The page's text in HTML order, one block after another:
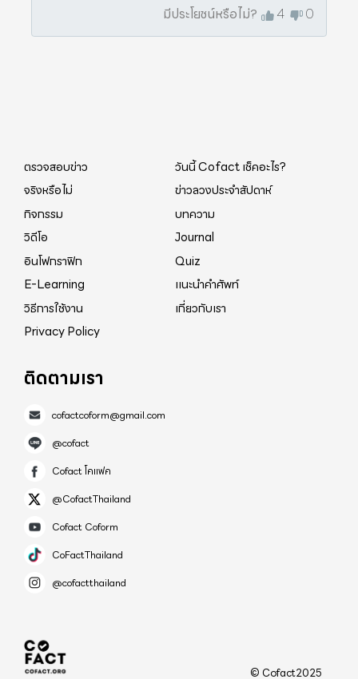
มีประโยชน์หรือไม่? 4 0
ตรวจสอบข่าว
วันนี้ Cofact เช็คอะไร?
จริงหรือไม่
ข่าวลวงประจำสัปดาห์
กิจกรรม
บทความ
วิดีโอ
Journal
อินโฟกราฟิก
Quiz
E-Learning
แนะนำคำศัพท์
วิธีการใช้งาน
เกี่ยวกับเรา
Privacy Policy
ติดตามเรา
cofactcoform@gmail.com
@cofact
Cofact โคแฟค
@CofactThailand
Cofact Coform
CoFactThailand
@cofactthailand
© Cofact2025